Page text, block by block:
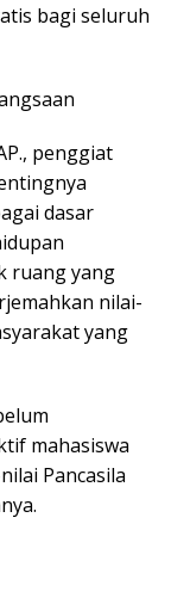
bagi seluruh
penggiat
dasar
ruang yang
nilai-
yang
mahasiswa
Pancasila